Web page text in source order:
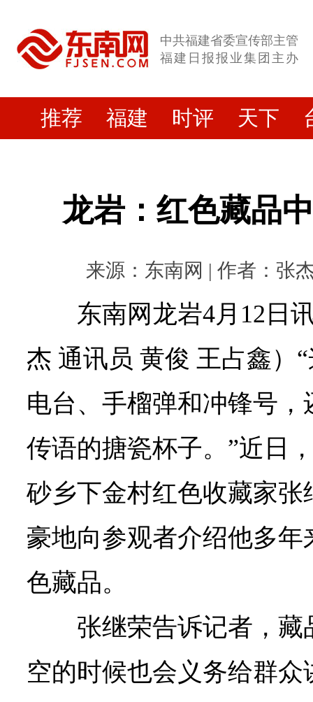
中共福建省委宣传部主管
福建日报报业集团主办
推荐 福建 时评 天下
龙岩：红色藏品
来源：东南网 | 作者：张
东南网龙岩4月12日
杰 通讯员 黄俊 王占鑫）
电台、手榴弹和冲锋号
传语的搪瓷杯子。”近日
砂乡下金村红色收藏家
豪地向参观者介绍他多年
色藏品。
张继荣告诉记者，
空的时候也会义务给群